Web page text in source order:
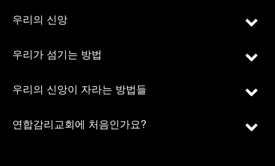
우리의 신앙
우리가 섬기는 방법
우리의 신앙이 자라는 방법들
연합감리교회에 처음인가요?